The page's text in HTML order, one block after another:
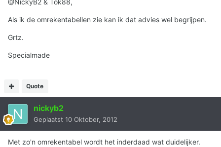
@NickyB2 & Tok88,
Als ik de omrekentabellen zie kan ik dat advies wel begrijpen.
Grtz.
Specialmade
Quote
nickyb2
Geplaatst 10 Oktober, 2012
Met zo'n omrekentabel wordt het inderdaad wat duidelijker.